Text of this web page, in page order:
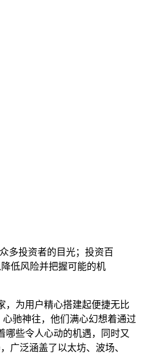
多投资者的目光；投资百
低风险并把握可能的机
，为用户精心搭建起便捷无比
驰神往，他们满心幻想着通过
哪些令人心动的机遇，同时又
广泛涵盖了以太坊、波场、